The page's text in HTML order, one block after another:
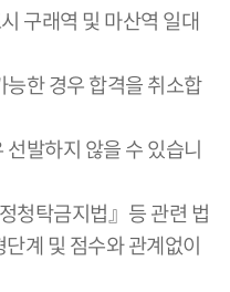
구래역 및 마산역 일대
한 경우 합격을 취소합
발하지 않을 수 있습니
청탁금지법』등 관련 법
계 및 점수와 관계없이